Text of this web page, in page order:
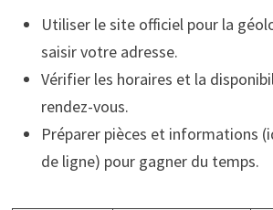
Utiliser le site officiel pour la
saisir votre adresse.
Vérifier les horaires et la
rendez-vous.
Préparer pièces et informations
de ligne) pour gagner du temps.